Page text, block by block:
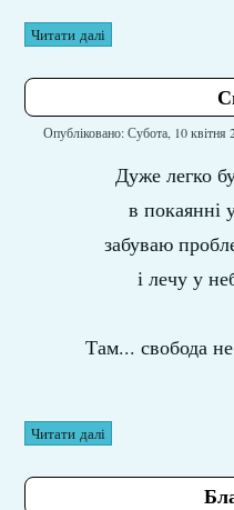
Читати далі
Опубліковано: Субота, 10 квітня
Дуже легко
в покаянні
забуваю
і лечу у
Там... свобода не
Читати далі